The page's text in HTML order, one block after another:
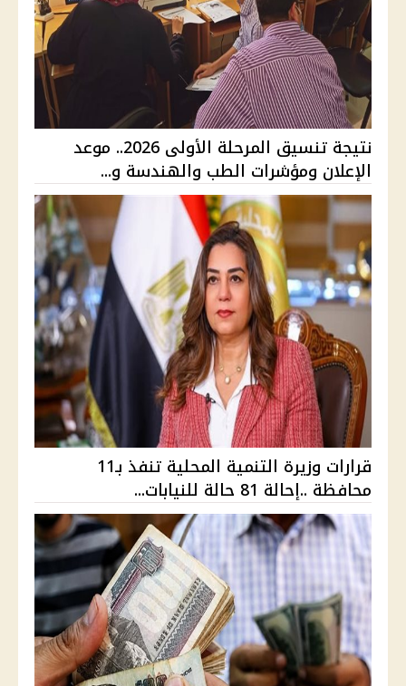
نتيجة تنسيق المرحلة الأولى 2026.. موعد
الإعلان ومؤشرات الطب والهندسة و...
قرارات وزيرة التنمية المحلية تنفذ بـ11
محافظة ..إحالة 81 حالة للنيابات...